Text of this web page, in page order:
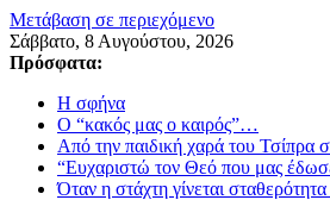
Μετάβαση σε περιεχόμενο
Σάββατο, 8 Αυγούστου, 2026
Πρόσφατα:
Η σφήνα
Ο “κακός μας ο καιρός”…
Από την παιδική χαρά του Τσίπρα
“Ευχαριστώ τον Θεό που μας
Όταν η στάχτη γίνεται